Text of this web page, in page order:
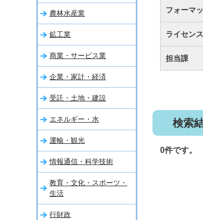
フォーマ
ライセンス
担当課
検索
0件です。
農林水産業
鉱工業
商業・サービス業
企業・家計・経済
受託・土地・建設
エネルギー・水
運輸・観光
情報通信・科学技術
教育・文化・スポーツ・
生活
行財政